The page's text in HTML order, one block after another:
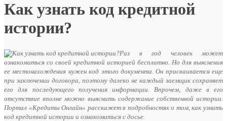
Как узнать код кредитной
истории?
Раз в год человек может
ознакомиться со своей кредитной историей бесплатно. Но для выяснения
ее местонахождения нужен код этого документа. Он присваивается еще
при заключении договора, поэтому далеко не каждый заемщик сохраняет
его для последующего получения информации. Впрочем, даже в его
отсутствие вполне можно выяснить содержание собственной истории.
Портал «Кредиты Онлайн» расскажет в подробностях о том, как узнать
код кредитной истории и ознакомиться с досье.